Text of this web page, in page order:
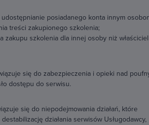
posiadanego konta innym
treści zakupionego szkolenia;
zakupu szkolenia dla innej osoby niż właściciel
się do zabezpieczenia i opieki nad
dostępu do serwisu.
się do niepodejmowania działań, które
działania serwisów Usługodawcy,